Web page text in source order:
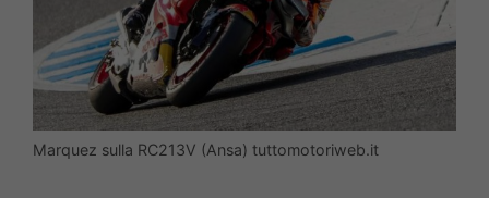
Marquez sulla RC213V (Ansa) tuttomotoriweb.it